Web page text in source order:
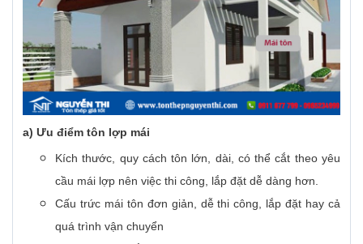
a) Ưu điểm tôn lợp mái
Kích thước, quy cách tôn lớn, dài, có thể cắt theo yêu
cầu mái lợp nên việc thi công, lắp đặt dễ dàng hơn.
Cấu trức mái tôn đơn giản, dễ thi công, lắp đặt hay cả
quá trình vận chuyển